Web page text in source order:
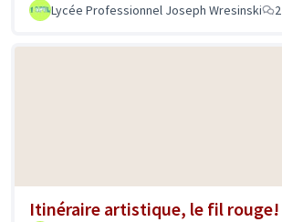
Lycée Professionnel Joseph Wresinski 2
Itinéraire artistique, le fil rouge!